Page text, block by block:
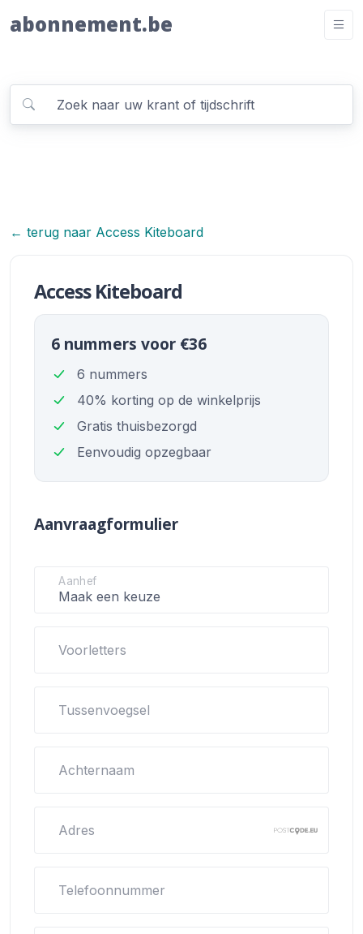
abonnement.be
← terug naar Access Kiteboard
Access Kiteboard
6 nummers voor €36
6 nummers
40% korting op de winkelprijs
Gratis thuisbezorgd
Eenvoudig opzegbaar
Aanvraagformulier
Aanhef
Voorletters
Tussenvoegsel
Achternaam
Adres
Telefoonnummer